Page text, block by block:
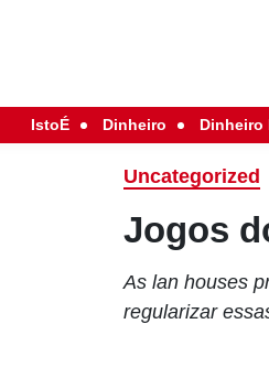
IstoÉ Dinheiro Dinheiro
Uncategorized
Jogos
As lan houses
regularizar